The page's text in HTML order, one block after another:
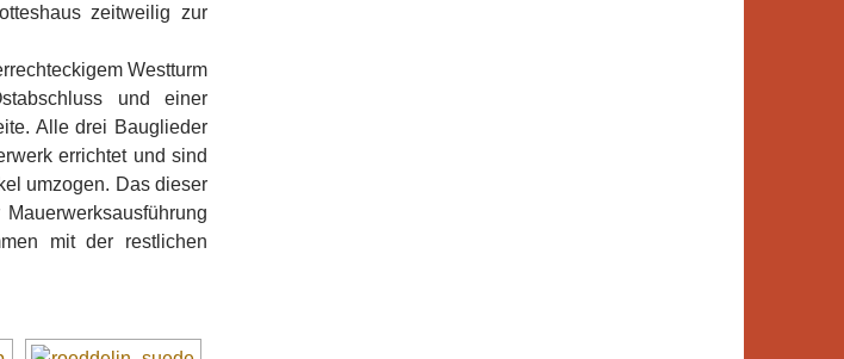
zeitweilig zur
Westturm
und einer
Alle drei Bauglieder
errichtet und sind
umzogen. Das dieser
mit der restlichen